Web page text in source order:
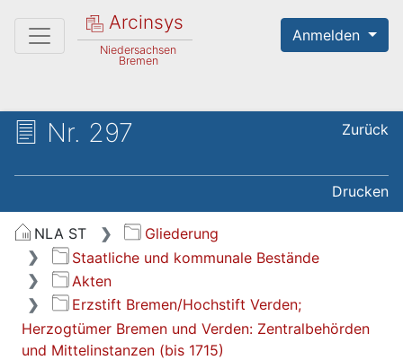
Arcinsys
Niedersachsen
Bremen
Anmelden
Nr. 297 Zurück
Drucken
NLA ST
Gliederung
Staatliche und kommunale Bestände
Akten
Erzstift Bremen/Hochstift Verden;
Herzogtümer Bremen und Verden: Zentralbehörden
und Mittelinstanzen (bis 1715)